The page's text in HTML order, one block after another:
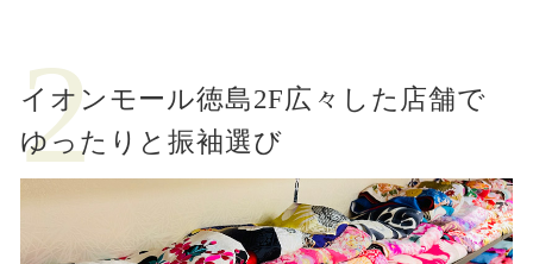
イオンモール徳島2F広々した店舗で
ゆったりと振袖選び